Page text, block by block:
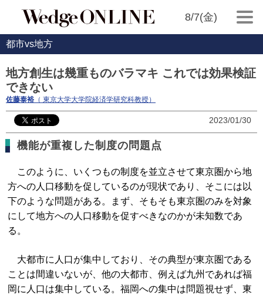
8/7(金)
都市vs地方
地方創生は幾重ものバラマキ これでは効果検証
できない
佐藤泰裕 （ 東京大学大学院経済学研究科教授）
2023/01/30
機能が重複した制度の問題点
このように、いくつもの制度を並立させて東京圏から地
方への人口移動を促しているのが現状であり、そこには以
下のような問題がある。まず、そもそも東京圏のみを対象
にして地方への人口移動を促すべきなのかが未知数であ
る。
大都市に人口が集中しており、その典型が東京圏である
ことは間違いないが、他の大都市、例えば九州であれば福
岡に人口は集中している。福岡への集中は問題視せず、東